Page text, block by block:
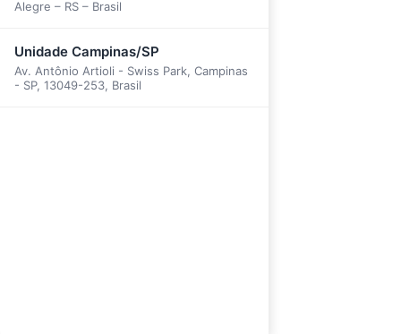
Alegre – RS – Brasil
Unidade Campinas/SP
Av. Antônio Artioli - Swiss Park, Campinas
- SP, 13049-253, Brasil